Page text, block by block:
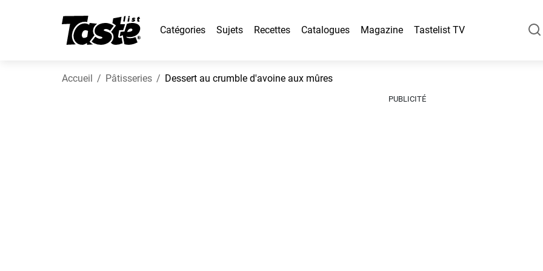
Catégories Sujets Recettes Catalogues Magazine Tastelist TV
Accueil Pâtisseries Dessert au crumble d'avoine aux mûres
PUBLICITÉ